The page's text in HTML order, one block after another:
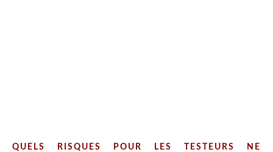
QUELS RISQUES POUR LES TESTEURS NE